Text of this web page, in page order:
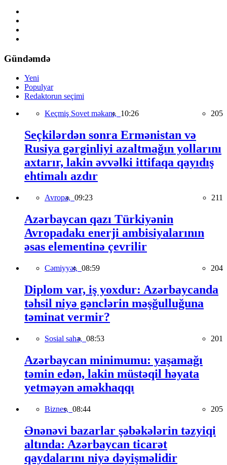
Gündəmdə
Yeni
Populyar
Redaktorun seçimi
Keçmiş Sovet məkanı, 10:26 205
Seçkilərdən sonra Ermənistan və
Rusiya gərginliyi azaltmağın yollarını
axtarır, lakin əvvəlki ittifaqa qayıdış
ehtimalı azdır
Avropa, 09:23 211
Azərbaycan qazı Türkiyənin
Avropadakı enerji ambisiyalarının
əsas elementinə çevrilir
Cəmiyyət, 08:59 204
Diplom var, iş yoxdur: Azərbaycanda
təhsil niyə gənclərin məşğulluğuna
təminat vermir?
Sosial sahə, 08:53 201
Azərbaycan minimumu: yaşamağı
təmin edən, lakin müstəqil həyata
yetməyən əməkhaqqı
Biznes, 08:44 205
Ənənəvi bazarlar şəbəkələrin təzyiqi
altında: Azərbaycan ticarət
qaydalarını niyə dəyişməlidir